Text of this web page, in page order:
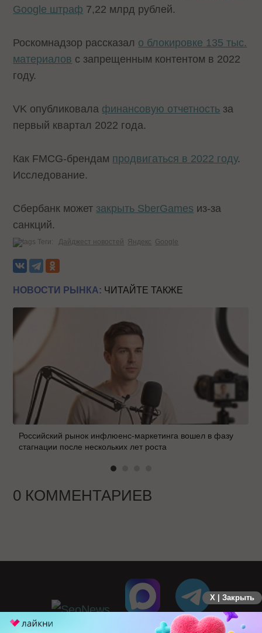
Google штраф 7,22 млрд рублей.
Роскомнадзор рассказал о блокировке 135 тыс.
материалов с запрещенным контентом в 2022
году.
VK опубликовала финансовую отчетность за
первый квартал 2022 года.
Как FMCG-брендам продвигаться в 2022 году.
Исследование.
Сбербанк может закрыть SberGames из-за
санкций.
Теги: Дайджест новостей Яндекс Google
НОВОСТИ РЫНКА: ЧИТАЙТЕ ТАКЖЕ
Российский рынок инфлюенс-маркетинга вошел в фазу
стагнации после нескольких лет роста
0 КОММЕНТАРИЕВ
X | Закрыть
ПЕРЕЙТИ НА ПОЛНУЮ ВЕРСИЮ